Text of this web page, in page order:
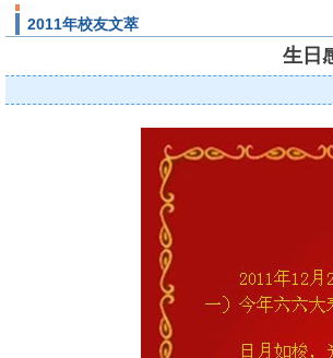
2011年校友文萃
生日